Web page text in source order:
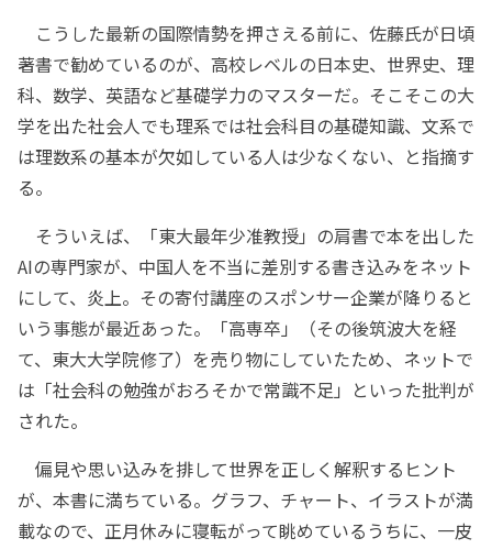
こうした最新の国際情勢を押さえる前に、佐藤氏が日頃
著書で勧めているのが、高校レベルの日本史、世界史、理
科、数学、英語など基礎学力のマスターだ。そこそこの大
学を出た社会人でも理系では社会科目の基礎知識、文系で
は理数系の基本が欠如している人は少なくない、と指摘す
る。
そういえば、「東大最年少准教授」の肩書で本を出した
AIの専門家が、中国人を不当に差別する書き込みをネット
にして、炎上。その寄付講座のスポンサー企業が降りると
いう事態が最近あった。「高専卒」（その後筑波大を経
て、東大大学院修了）を売り物にしていたため、ネットで
は「社会科の勉強がおろそかで常識不足」といった批判が
された。
偏見や思い込みを排して世界を正しく解釈するヒント
が、本書に満ちている。グラフ、チャート、イラストが満
載なので、正月休みに寝転がって眺めているうちに、一皮